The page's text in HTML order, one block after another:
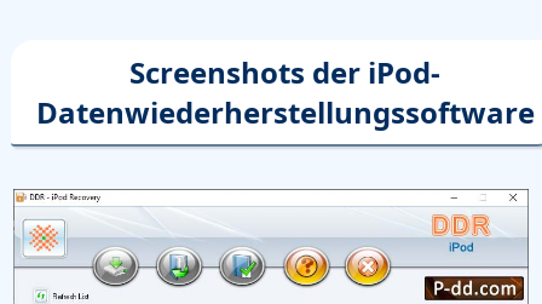
Screenshots der iPod-
Datenwiederherstellungssoftware